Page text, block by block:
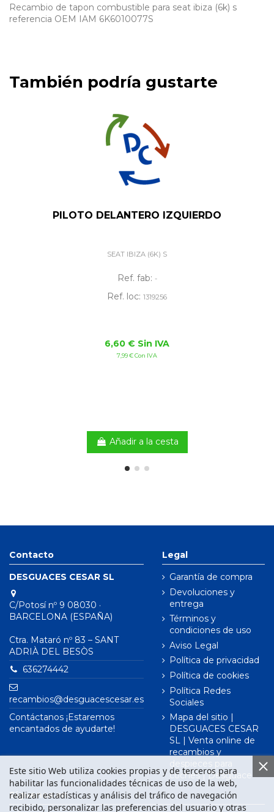
Recambio de tapon combustible para seat ibiza (6k) s
referencia OEM IAM 6K6010077S
También podría gustarte
PILOTO DELANTERO IZQUIERDO
SEAT IBIZA (6K) S
Ref. fab: -
Ref. loc: 1319256
6,60 € Sin IVA
7,99 € Con IVA
Añadir a la cesta
Contacto
DESGUACES CESAR SL
C/Potosí nº 9 08030 ·
BARCELONA (ESPAÑA)
Ctra. Mataró nº 83 – SANT
ADRIÀ DEL BESÒS
636274442
recambios@desguacescesar.es
Contáctanos ¡Estaremos
encantados de ayudarte!
Legal
Garantía de compra
Devoluciones y
entrega
Términos y
condiciones de uso
Aviso Legal
Política de privacidad
Política de cookies
Política Redes
Sociales
Mapa del sitio |
DESGUACES CESAR
SL | Venta online de
recambios y
despieces para
coches | Desguace
Este sitio Web utiliza cookies propias y de terceros para
habilitar las funcionalidades técnicas de uso de la web,
realizar estadísticas y análisis del tráfico de navegación
recibido, personalizar las preferencias del usuario y otras
Síguenos en